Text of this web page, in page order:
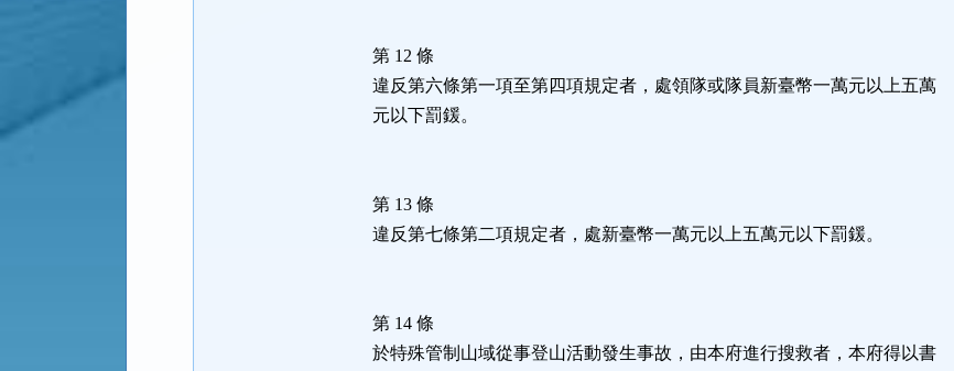
第 12 條
違反第六條第一項至第四項規定者，處領隊或隊員新臺幣一萬元以上五萬
元以下罰鍰。
第 13 條
違反第七條第二項規定者，處新臺幣一萬元以上五萬元以下罰鍰。
第 14 條
於特殊管制山域從事登山活動發生事故，由本府進行搜救者，本府得以書